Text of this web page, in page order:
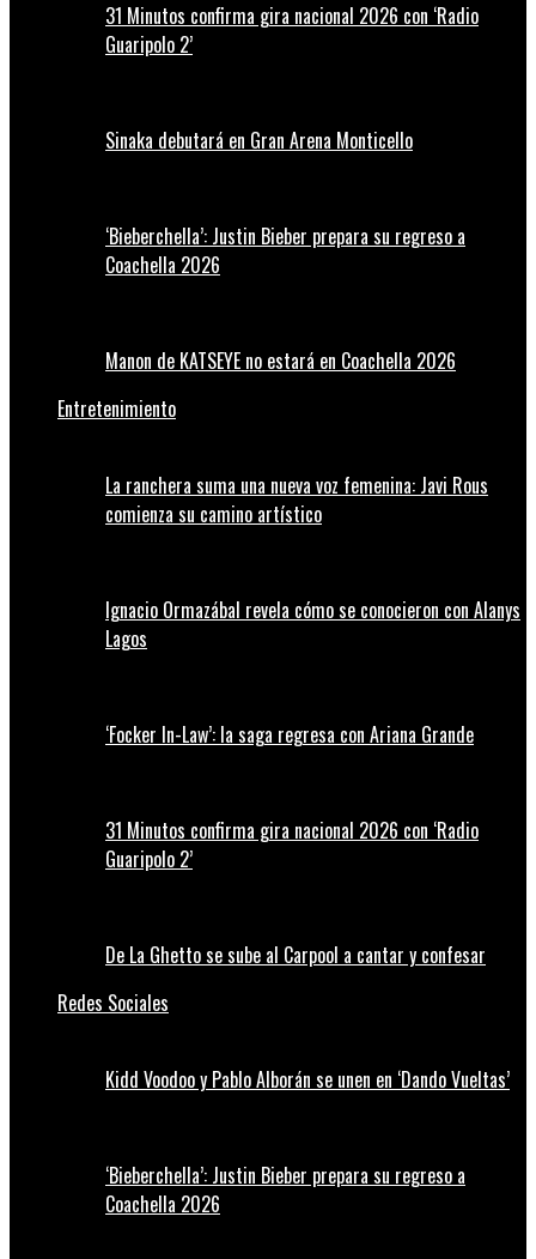
31 Minutos confirma gira nacional 2026 con ‘Radio
Guaripolo 2’
Sinaka debutará en Gran Arena Monticello
‘Bieberchella’: Justin Bieber prepara su regreso a
Coachella 2026
Manon de KATSEYE no estará en Coachella 2026
Entretenimiento
La ranchera suma una nueva voz femenina: Javi Rous
comienza su camino artístico
Ignacio Ormazábal revela cómo se conocieron con Alanys
Lagos
‘Focker In-Law’: la saga regresa con Ariana Grande
31 Minutos confirma gira nacional 2026 con ‘Radio
Guaripolo 2’
De La Ghetto se sube al Carpool a cantar y confesar
Redes Sociales
Kidd Voodoo y Pablo Alborán se unen en ‘Dando Vueltas’
‘Bieberchella’: Justin Bieber prepara su regreso a
Coachella 2026